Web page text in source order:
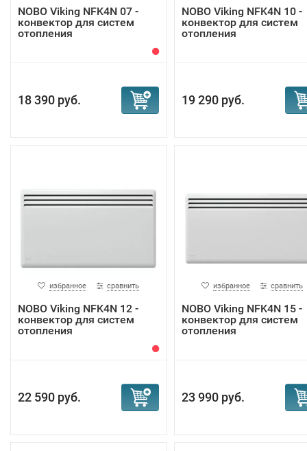
NOBO Viking NFK4N 07 -
конвектор для систем
отопления
18 390 руб.
NOBO Viking NFK4N 10 -
конвектор для систем
отопления
19 290 руб.
избранное сравнить
NOBO Viking NFK4N 12 -
конвектор для систем
отопления
22 590 руб.
избранное сравнить
NOBO Viking NFK4N 15 -
конвектор для систем
отопления
23 990 руб.